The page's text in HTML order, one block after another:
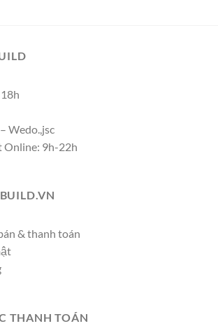
Wedo.,jsc
Online: 9h-22h
& thanh toán
THANH TOÁN